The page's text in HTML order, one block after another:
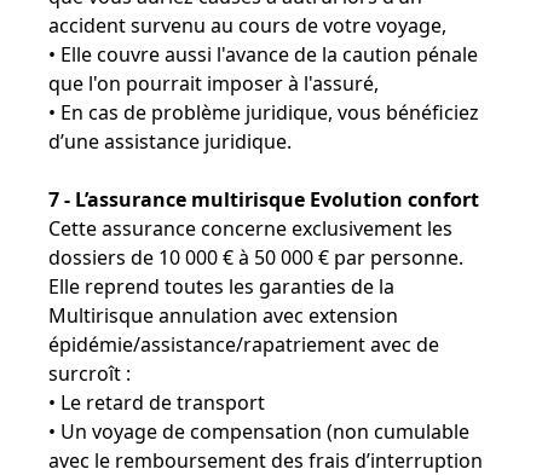
accident survenu au cours de votre voyage,
• Elle couvre aussi l'avance de la caution pénale
que l'on pourrait imposer à l'assuré,
• En cas de problème juridique, vous bénéficiez
d’une assistance juridique.
7 - L’assurance multirisque Evolution confort
Cette assurance concerne exclusivement les
dossiers de 10 000 € à 50 000 € par personne.
Elle reprend toutes les garanties de la
Multirisque annulation avec extension
épidémie/assistance/rapatriement avec de
surcroît :
• Le retard de transport
• Un voyage de compensation (non cumulable
avec le remboursement des frais d’interruption